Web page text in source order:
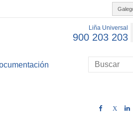
Liña Universal
900 203 203
X